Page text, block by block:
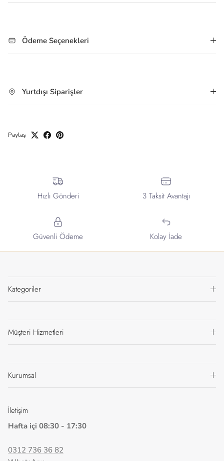
Ödeme Seçenekleri
Yurtdışı Siparişler
Paylaş
Hızlı Gönderi 3 Taksit Avantajı
Güvenli Ödeme Kolay İade
Kategoriler
Müşteri Hizmetleri
Kurumsal
İletişim
Hafta içi 08:30 - 17:30
0312 736 36 82